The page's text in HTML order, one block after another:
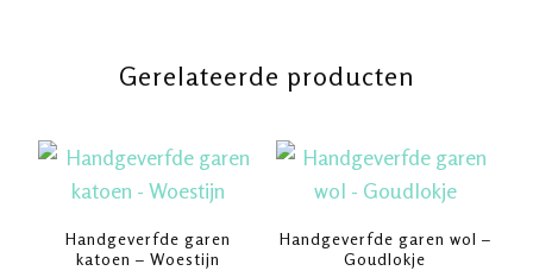
Gerelateerde producten
Handgeverfde garen
katoen – Woestijn
Handgeverfde garen wol –
Goudlokje